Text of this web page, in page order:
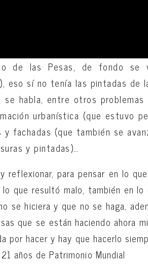
de las Pesas, de fondo se
eso sí no tenía las pintadas de
habla, entre otros
urbanística (que estuvo
fachadas (que también se
y pintadas)…
para pensar en lo
que resultó malo, también en
se hiciera y que no se haga,
que se están haciendo ahora
por hacer y hay que hacerlo
años de Patrimonio Mundial